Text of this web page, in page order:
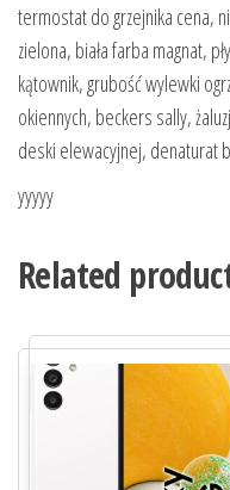
termostat do grzejnika cena,
zielona, biała farba magnat,
kątownik, grubość wylewki
okiennych, beckers sally,
deski elewacyjnej, denaturat
yyyyy
Related